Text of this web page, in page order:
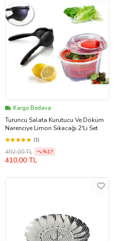
Kargo Bedava
Turuncu Salata Kurutucu Ve Döküm
Narenciye Limon Sıkacağı 2'Li Set
(1)
492,00 TL %17
410,00 TL